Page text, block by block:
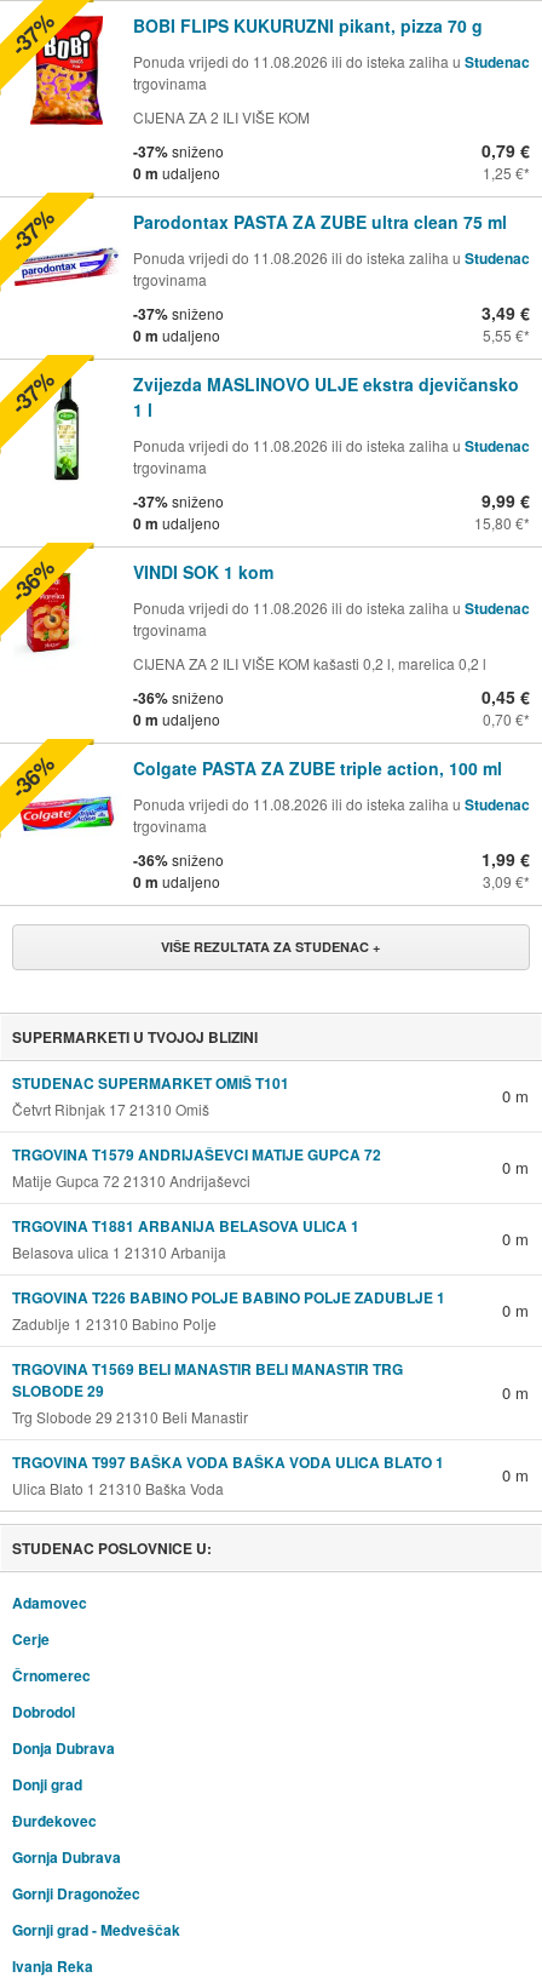
BOBI FLIPS KUKURUZNI pikant, pizza 70 g
Ponuda vrijedi do 11.08.2026 ili do isteka zaliha u Studenac
trgovinama
CIJENA ZA 2 ILI VIŠE KOM
-37%sniženo
0 m udaljeno
0,79 €
1,25 €
-37%
Parodontax PASTA ZA ZUBE ultra clean 75 ml
Ponuda vrijedi do 11.08.2026 ili do isteka zaliha u Studenac
trgovinama
-37%sniženo
0 m udaljeno
3,49 €
5,55 €
-37%
Zvijezda MASLINOVO ULJE ekstra djevičansko
1 l
Ponuda vrijedi do 11.08.2026 ili do isteka zaliha u Studenac
trgovinama
-37%sniženo
0 m udaljeno
9,99 €
15,80 €
-37%
VINDI SOK 1 kom
Ponuda vrijedi do 11.08.2026 ili do isteka zaliha u Studenac
trgovinama
CIJENA ZA 2 ILI VIŠE KOM kašasti 0,2 l, marelica 0,2 l
-36%sniženo
0 m udaljeno
0,45 €
0,70 €
-36%
Colgate PASTA ZA ZUBE triple action, 100 ml
Ponuda vrijedi do 11.08.2026 ili do isteka zaliha u Studenac
trgovinama
-36%sniženo
0 m udaljeno
1,99 €
3,09 €
-36%
VIŠE REZULTATA ZA STUDENAC +
SUPERMARKETI U TVOJOJ BLIZINI
STUDENAC SUPERMARKET OMIŠ T101
Četvrt Ribnjak 17 21310 Omiš
0 m
TRGOVINA T1579 ANDRIJAŠEVCI MATIJE GUPCA 72
Matije Gupca 72 21310 Andrijaševci
0 m
TRGOVINA T1881 ARBANIJA BELASOVA ULICA 1
Belasova ulica 1 21310 Arbanija
0 m
TRGOVINA T226 BABINO POLJE BABINO POLJE ZADUBLJE 1
Zadublje 1 21310 Babino Polje
0 m
TRGOVINA T1569 BELI MANASTIR BELI MANASTIR TRG
SLOBODE 29
Trg Slobode 29 21310 Beli Manastir
0 m
TRGOVINA T997 BAŠKA VODA BAŠKA VODA ULICA BLATO 1
Ulica Blato 1 21310 Baška Voda
0 m
STUDENAC POSLOVNICE U:
Adamovec
Cerje
Črnomerec
Dobrodol
Donja Dubrava
Donji grad
Đurđekovec
Gornja Dubrava
Gornji Dragonožec
Gornji grad - Medveščak
Ivanja Reka